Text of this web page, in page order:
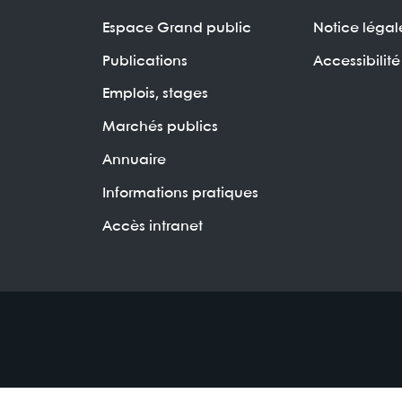
Espace Grand public
Publications
Emplois, stages
Marchés publics
Annuaire
Informations pratiques
Accès intranet
Notice
Accessibilité